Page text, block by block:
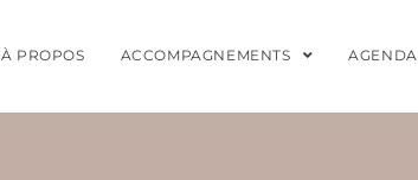
À PROPOS ACCOMPAGNEMENTS AGENDA